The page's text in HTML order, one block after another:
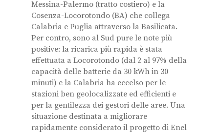
Messina-Palermo (tratto costiero) e la
Cosenza-Locorotondo (BA) che collega
Calabria e Puglia attraverso la Basilicata.
Per contro, sono al Sud pure le note più
positive: la ricarica più rapida è stata
effettuata a Locorotondo (dal 2 al 97% della
capacità delle batterie da 30 kWh in 30
minuti) e la Calabria ha eccelso per le
stazioni ben geolocalizzate ed efficienti e
per la gentilezza dei gestori delle aree. Una
situazione destinata a migliorare
rapidamente considerato il progetto di Enel